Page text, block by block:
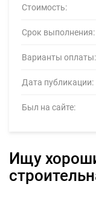
Стоимость:
Срок выполнения:
Варианты оплаты:
Дата публикации:
Был на сайте:
Ищу хороших копирайтеров -